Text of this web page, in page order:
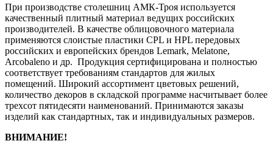
При производстве столешниц АМК-Троя используется
качественный плитный материал ведущих российских
производителей. В качестве облицовочного материала
применяются слоистые пластики CPL и HPL передовых
российских и европейских брендов Lemark, Melatone,
Arcobaleno и др. Продукция сертифицирована и полностью
соответствует требованиям стандартов для жилых
помещений. Широкий ассортимент цветовых решений,
количество декоров в складской программе насчитывает более
трехсот пятидесяти наименований. Принимаются заказы
изделий как стандартных, так и индивидуальных размеров.
ВНИМАНИЕ!